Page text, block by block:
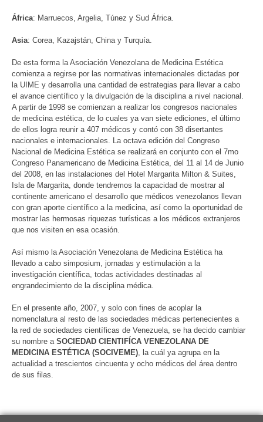
África: Marruecos, Argelia, Túnez y Sud África.
Asia: Corea, Kazajstán, China y Turquía.
De esta forma la Asociación Venezolana de Medicina Estética
comienza a regirse por las normativas internacionales dictadas por
la UIME y desarrolla una cantidad de estrategias para llevar a cabo
el avance científico y la divulgación de la disciplina a nivel nacional.
A partir de 1998 se comienzan a realizar los congresos nacionales
de medicina estética, de lo cuales ya van siete ediciones, el último
de ellos logra reunir a 407 médicos y contó con 38 disertantes
nacionales e internacionales. La octava edición del Congreso
Nacional de Medicina Estética se realizará en conjunto con el 7mo
Congreso Panamericano de Medicina Estética, del 11 al 14 de Junio
del 2008, en las instalaciones del Hotel Margarita Milton & Suites,
Isla de Margarita, donde tendremos la capacidad de mostrar al
continente americano el desarrollo que médicos venezolanos llevan
con gran aporte científico a la medicina, así como la oportunidad de
mostrar las hermosas riquezas turísticas a los médicos extranjeros
que nos visiten en esa ocasión.
Así mismo la Asociación Venezolana de Medicina Estética ha
llevado a cabo simposium, jornadas y estimulación a la
investigación científica, todas actividades destinadas al
engrandecimiento de la disciplina médica.
En el presente año, 2007, y solo con fines de acoplar la
nomenclatura al resto de las sociedades médicas pertenecientes a
la red de sociedades científicas de Venezuela, se ha decido cambiar
su nombre a SOCIEDAD CIENTIFÍCA VENEZOLANA DE
MEDICINA ESTÉTICA (SOCIVEME), la cuál ya agrupa en la
actualidad a trescientos cincuenta y ocho médicos del área dentro
de sus filas.